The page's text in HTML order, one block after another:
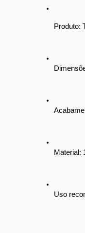
Produto:
Material:
Uso